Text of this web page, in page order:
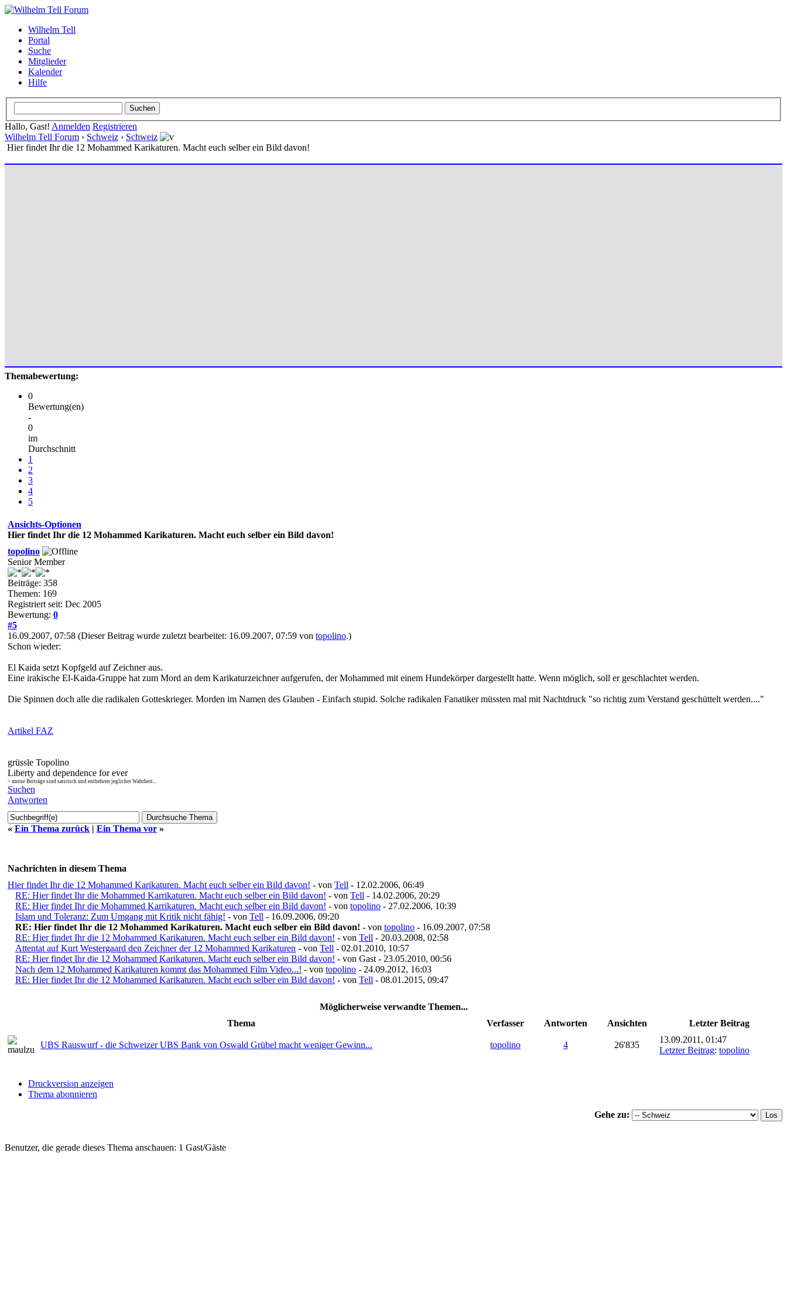
Wilhelm Tell
Portal
Suche
Mitglieder
Kalender
Hilfe
Hallo, Gast! Anmelden Registrieren
Wilhelm Tell Forum › Schweiz › Schweiz
Hier findet Ihr die 12 Mohammed Karikaturen. Macht euch selber ein Bild davon!
Themabewertung:
0
Bewertung(en)
-
0
im
Durchschnitt
1
2
3
4
5
Ansichts-Optionen
Hier findet Ihr die 12 Mohammed Karikaturen. Macht euch selber ein Bild davon!
topolino
Senior Member
Beiträge: 358
Themen: 169
Registriert seit: Dec 2005
Bewertung: 0
#5
16.09.2007, 07:58 (Dieser Beitrag wurde zuletzt bearbeitet: 16.09.2007, 07:59 von topolino.)
Schon wieder:
El Kaida setzt Kopfgeld auf Zeichner aus.
Eine irakische El-Kaida-Gruppe hat zum Mord an dem Karikaturzeichner aufgerufen, der Mohammed mit einem Hundekörper dargestellt hatte. Wenn möglich, soll er geschlachtet werden.
Die Spinnen doch alle die radikalen Gotteskrieger. Morden im Namen des Glauben - Einfach stupid. Solche radikalen Fanatiker müssten mal mit Nachtdruck "so richtig zum Verstand geschüttelt werden...."
Artikel FAZ
grüssle Topolino
Liberty and dependence for ever
> meine Beiträge sind satirisch und entbehren jeglicher Wahrheit...
Suchen
Antworten
« Ein Thema zurück | Ein Thema vor »
Nachrichten in diesem Thema
Hier findet Ihr die 12 Mohammed Karikaturen. Macht euch selber ein Bild davon! - von Tell - 12.02.2006, 06:49
RE: Hier findet Ihr die Mohammed Karrikaturen. Macht euch selber ein Bild davon! - von Tell - 14.02.2006, 20:29
RE: Hier findet Ihr die Mohammed Karrikaturen. Macht euch selber ein Bild davon! - von topolino - 27.02.2006, 10:39
Islam und Toleranz: Zum Umgang mit Kritik nicht fähig! - von Tell - 16.09.2006, 09:20
RE: Hier findet Ihr die 12 Mohammed Karikaturen. Macht euch selber ein Bild davon! - von topolino - 16.09.2007, 07:58
RE: Hier findet Ihr die 12 Mohammed Karikaturen. Macht euch selber ein Bild davon! - von Tell - 20.03.2008, 02:58
Attentat auf Kurt Westergaard den Zeichner der 12 Mohammed Karikaturen - von Tell - 02.01.2010, 10:57
RE: Hier findet Ihr die 12 Mohammed Karikaturen. Macht euch selber ein Bild davon! - von Gast - 23.05.2010, 00:56
Nach dem 12 Mohammed Karikaturen kommt das Mohammed Film Video...! - von topolino - 24.09.2012, 16:03
RE: Hier findet Ihr die 12 Mohammed Karikaturen. Macht euch selber ein Bild davon! - von Tell - 08.01.2015, 09:47
Möglicherweise verwandte Themen...
Thema
Verfasser Antworten Ansichten Letzter Beitrag
UBS Rauswurf - die Schweizer UBS Bank von Oswald Grübel macht weniger Gewinn... topolino 4 26'835
13.09.2011, 01:47
Letzter Beitrag: topolino
Druckversion anzeigen
Thema abonnieren
Gehe zu:
Benutzer, die gerade dieses Thema anschauen: 1 Gast/Gäste